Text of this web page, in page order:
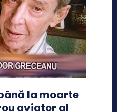
la moarte
aviator al